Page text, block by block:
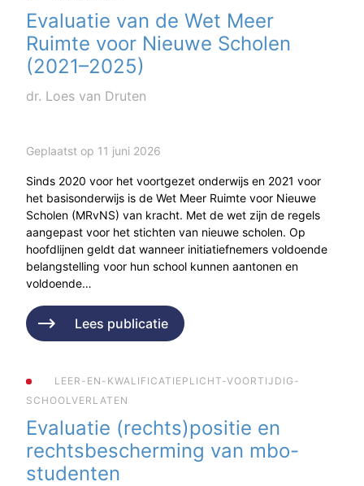
Evaluatie van de Wet Meer
Ruimte voor Nieuwe Scholen
(2021–2025)
dr. Loes van Druten
Geplaatst op 11 juni 2026
Sinds 2020 voor het voortgezet onderwijs en 2021 voor
het basisonderwijs is de Wet Meer Ruimte voor Nieuwe
Scholen (MRvNS) van kracht. Met de wet zijn de regels
aangepast voor het stichten van nieuwe scholen. Op
hoofdlijnen geldt dat wanneer initiatiefnemers voldoende
belangstelling voor hun school kunnen aantonen en
voldoende…
Lees publicatie
LEER-EN-KWALIFICATIEPLICHT-VOORTIJDIG-
SCHOOLVERLATEN
Evaluatie (rechts)positie en
rechtsbescherming van mbo-
studenten